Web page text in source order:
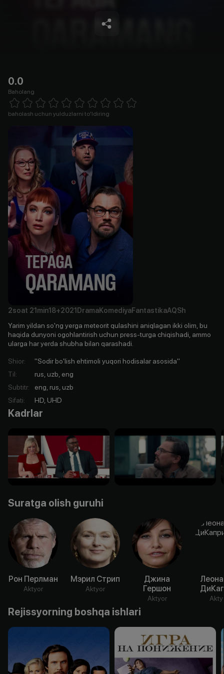
0.0
Baholang
1 Star 2 Stars 3 Stars 4 Stars5 Stars 6 Stars7 Stars8 Stars
baholash uchun yulduzlarni to'ldiring
2soat 21min18+2021 DramaKomediyaFantastikaAQSh
Yarim yildan so'ng yerga meteorit qulashini aniqlagan ikki olim, bu
haqida dunyoni ogohlantirish uchun press-turga chiqishadi, ammo
ularga har yerda shubha bilan qarashadi.
Shior:
"Sodir bo'lish ehtimoli yuqori hodisalar asosida"
Til:
rus, uzb, eng
Subtitr:
eng, rus, uzb
Sifati: HD, UHD
Kadrlar
Suratga olish guruhi
Рон Перлман
Aktyor
Мэрил Стрип
Aktyor
Джина
Гершон
Aktyor
Rejissyorning boshqa ishlari